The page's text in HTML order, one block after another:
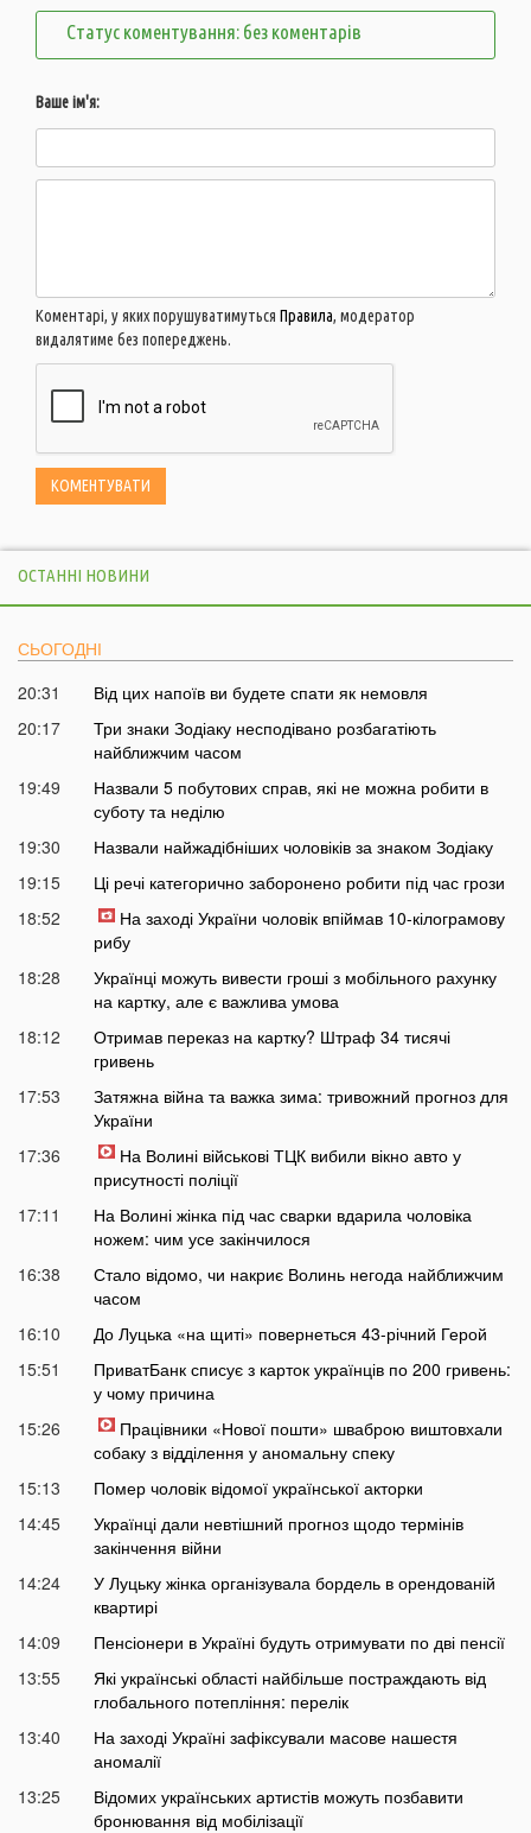
Статус коментування: без коментарів
Ваше ім'я:
Коментарі, у яких порушуватимуться Правила, модератор
видалятиме без попереджень.
ОСТАННІ НОВИНИ
СЬОГОДНІ
20:31
Від цих напоїв ви будете спати як немовля
20:17
Три знаки Зодіаку несподівано розбагатіють
найближчим часом
19:49
Назвали 5 побутових справ, які не можна робити в
суботу та неділю
19:30
Назвали найжадібніших чоловіків за знаком Зодіаку
19:15
Ці речі категорично заборонено робити під час грози
18:52
На заході України чоловік впіймав 10-кілограмову
рибу
18:28
Українці можуть вивести гроші з мобільного рахунку
на картку, але є важлива умова
18:12
Отримав переказ на картку? Штраф 34 тисячі
гривень
17:53
Затяжна війна та важка зима: тривожний прогноз для
України
17:36
На Волині військові ТЦК вибили вікно авто у
присутності поліції
17:11
На Волині жінка під час сварки вдарила чоловіка
ножем: чим усе закінчилося
16:38
Стало відомо, чи накриє Волинь негода найближчим
часом
16:10
До Луцька «на щиті» повернеться 43-річний Герой
15:51
ПриватБанк списує з карток українців по 200 гривень:
у чому причина
15:26
Працівники «Нової пошти» шваброю виштовхали
собаку з відділення у аномальну спеку
15:13
Помер чоловік відомої української акторки
14:45
Українці дали невтішний прогноз щодо термінів
закінчення війни
14:24
У Луцьку жінка організувала бордель в орендованій
квартирі
14:09
Пенсіонери в Україні будуть отримувати по дві пенсії
13:55
Які українські області найбільше постраждають від
глобального потепління: перелік
13:40
На заході Україні зафіксували масове нашестя
аномалії
13:25
Відомих українських артистів можуть позбавити
бронювання від мобілізації